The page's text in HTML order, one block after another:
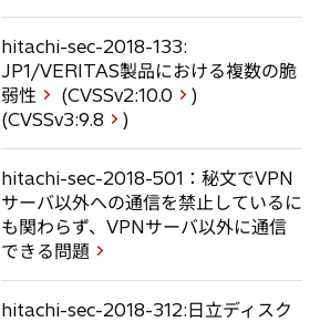
hitachi-sec-2018-133:
JP1/VERITAS製品における複数の脆
弱性
(CVSSv2:10.0
)
(CVSSv3:9.8 )
hitachi-sec-2018-501：秘文でVPN
サーバ以外への通信を禁止しているに
も関わらず、VPNサーバ以外に通信
できる問題
hitachi-sec-2018-312:日立ディスク